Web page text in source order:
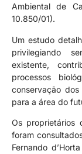
Ambiental de
10.850/01).
Um estudo
privilegiando
existente,
processos
conservação
para a área do
Os proprietários
foram
Fernando